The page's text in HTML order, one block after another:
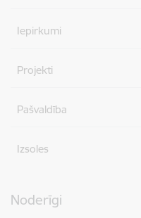
Iepirkumi
Projekti
Pašvaldība
Izsoles
Noderīgi